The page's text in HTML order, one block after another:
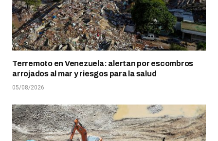
Terremoto en Venezuela: alertan por escombros
arrojados al mar y riesgos para la salud
05/08/2026